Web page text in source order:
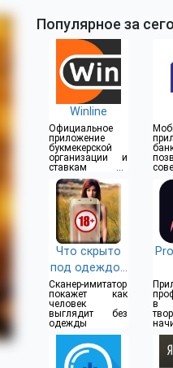
Популярное за
Winline
Официальное
приложение
букмекерской
организации и
ставкам на
спорт
из
Что скрыто
под одеждой
(18+)
Сканер-имитатор
покажет как
человек
выглядит без
одежды
в